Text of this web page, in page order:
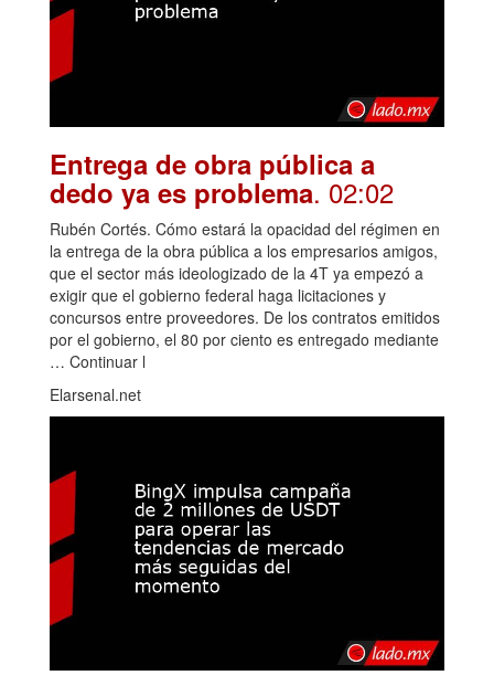
Entrega de obra pública a
dedo ya es problema. 02:02
Rubén Cortés. Cómo estará la opacidad del régimen en
la entrega de la obra pública a los empresarios amigos,
que el sector más ideologizado de la 4T ya empezó a
exigir que el gobierno federal haga licitaciones y
concursos entre proveedores. De los contratos emitidos
por el gobierno, el 80 por ciento es entregado mediante
… Continuar l
Elarsenal.net